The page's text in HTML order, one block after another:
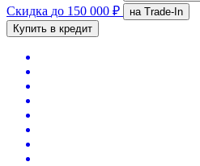
Скидка до 150 000 ₽
на Trade-In
Купить в кредит